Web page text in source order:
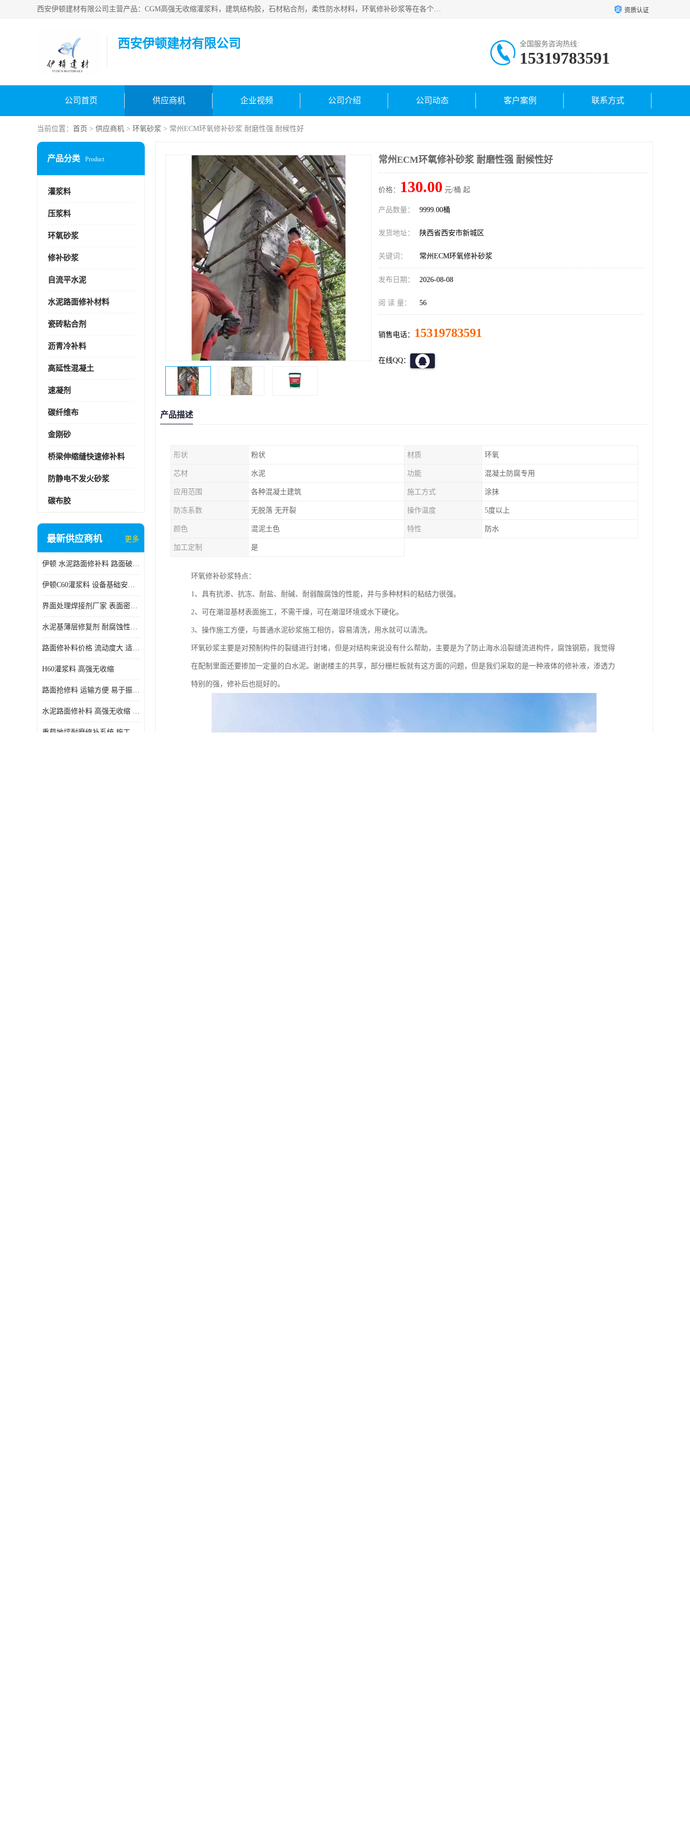
西安伊顿建材有限公司主营产品：CGM高强无收缩灌浆料，建筑结构胶，石材粘合剂，柔性防水材料，环氧修补砂浆等在各个行业得到了客户认可。 资质认证
西安伊顿建材有限公司 全国服务咨询热线:
15319783591
公司首页 供应商机 企业视频 公司介绍 公司动态 客户案例 联系方式
当前位置： 首页 > 供应商机 > 环氧砂浆 > 常州ECM环氧修补砂浆 耐磨性强 耐候性好
产品分类 Product
灌浆料
压浆料
环氧砂浆
修补砂浆
自流平水泥
水泥路面修补材料
瓷砖粘合剂
沥青冷补料
高延性混凝土
速凝剂
碳纤维布
金刚砂
桥梁伸缩缝快速修补料
防静电不发火砂浆
碳布胶
最新供应商机 更多
伊顿 水泥路面修补料 路面破损起皮快速修补 2小时通车
伊顿C60灌浆料 设备基础安装 梁柱改造加固二次灌浆料
界面处理焊接剂厂家 表面密实 良好的流动性
水泥基薄层修复剂 耐腐蚀性好 适用范围广
路面修补料价格 流动度大 适用范围广
H60灌浆料 高强无收缩
路面抢修料 运输方便 易于振捣密实
水泥路面修补料 高强无收缩 施工和易性好 强度高 韧性好
常州ECM环氧修补砂浆 耐磨性强 耐候性好
价格： 130.00 元/桶 起
产品数量： 9999.00桶
发货地址： 陕西省西安市新城区
关键词： 常州ECM环氧修补砂浆
发布日期： 2026-08-08
阅 读 量： 56
销售电话： 15319783591
在线QQ：
产品描述
形状 粉状 材质 环氧
芯材 水泥 功能 混凝土防腐专用
应用范围 各种混凝土建筑 施工方式 涂抹
防冻系数 无脱落 无开裂 操作温度 5度以上
颜色 混泥土色 特性 防水
加工定制 是
环氧修补砂浆特点：
1、具有抗渗、抗冻、耐盐、耐碱、耐弱酸腐蚀的性能，并与多种材料的粘结力很强。
2、可在潮湿基材表面施工，不需干燥，可在潮湿环境或水下硬化。
3、操作施工方便，与普通水泥砂浆施工相仿，容易清洗，用水就可以清洗。
环氧砂浆主要是对预制构件的裂缝进行封堵，但是对结构来说没有什么帮助，主要是为了防止海水沿裂缝流进构件，腐蚀钢筋，我觉得
在配制里面还要掺加一定量的白水泥。谢谢楼主的共享，部分栅栏板就有这方面的问题，但是我们采取的是一种液体的修补液，渗透力
特别的强，修补后也挺好的。